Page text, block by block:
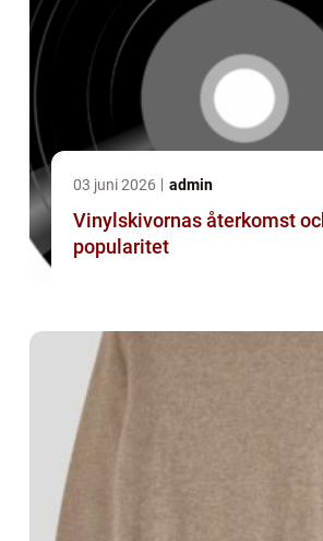
03 juni 2026 admin
Vinylskivornas återkomst
popularitet